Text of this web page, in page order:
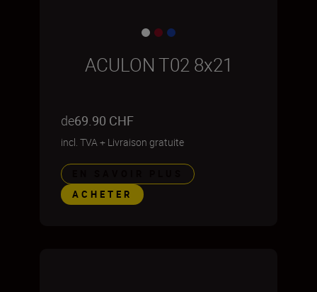
ACULON T02 8x21
de69.90 CHF
incl. TVA+ Livraison gratuite
ACHETER